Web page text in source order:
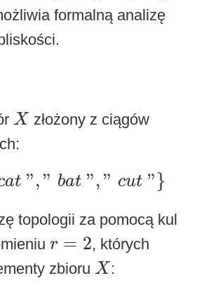
formalną analizę
X
X złożony z ciągów
at "," bat "," cut "}
a t" "b a ", "c ut
topologii za pomocą kul
r = 2
r=
, których
zbioru X
X :